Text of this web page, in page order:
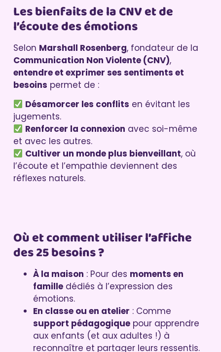
Les bienfaits de la CNV et de
l’écoute des émotions
Selon Marshall Rosenberg, fondateur de la
Communication Non Violente (CNV),
entendre et exprimer ses sentiments et
besoins permet de :
Désamorcer les conflits en évitant les
jugements.
Renforcer la connexion avec soi-même
et avec les autres.
Cultiver un monde plus bienveillant, où
l’écoute et l’empathie deviennent des
réflexes naturels.
Où et comment utiliser l’affiche
des 25 besoins ?
À la maison : Pour des moments en
famille dédiés à l’expression des
émotions.
En classe ou en atelier : Comme
support pédagogique pour apprendre
aux enfants (et aux adultes !) à
reconnaître et partager leurs ressentis.